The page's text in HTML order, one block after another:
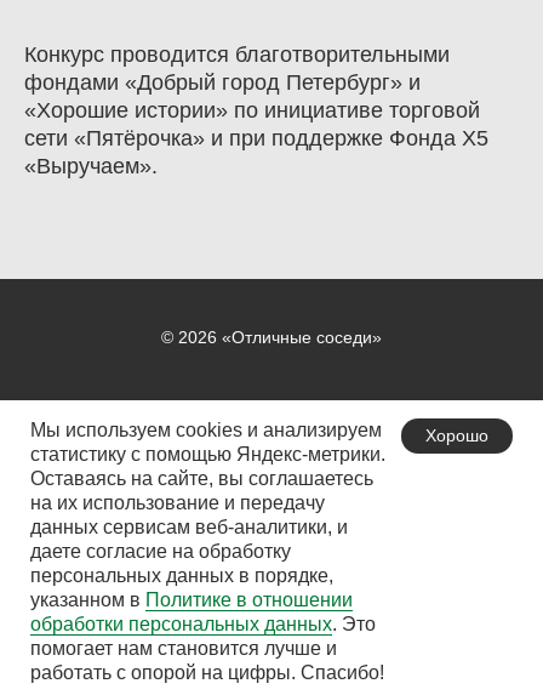
Конкурс проводится благотворительными
фондами «Добрый город Петербург» и
«Хорошие истории» по инициативе торговой
сети «Пятёрочка» и при поддержке Фонда X5
«Выручаем».
Мы используем cookies и анализируем
статистику с помощью Яндекс-метрики.
Оставаясь на сайте, вы соглашаетесь
на их использование и передачу
данных сервисам веб-аналитики, и
даете согласие на обработку
персональных данных в порядке,
указанном в Политике в отношении
обработки персональных данных. Это
помогает нам становится лучше и
работать с опорой на цифры. Спасибо!
Хорошо
© 2026 «Отличные соседи»
Организациям
Инициативным группам
Корпоративным волонтерам
Политика в отношении обработки персональных данных